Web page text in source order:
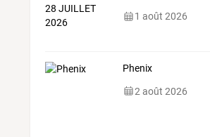
1 août 2026
Phenix
2 août 2026